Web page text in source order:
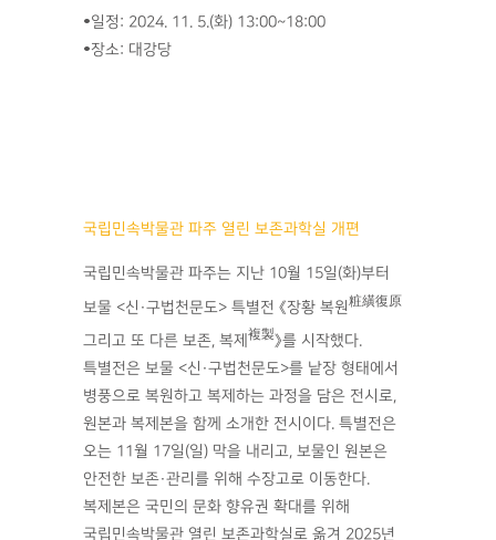
•일정: 2024. 11. 5.(화) 13:00~18:00
•장소: 대강당
국립민속박물관 파주 열린 보존과학실 개편
국립민속박물관 파주는 지난 10월 15일(화)부터
보물 <신·구법천문도> 특별전 《장황 복원粧䌙復原
그리고 또 다른 보존, 복제 複製》를 시작했다.
특별전은 보물 <신·구법천문도>를 낱장 형태에서
병풍으로 복원하고 복제하는 과정을 담은 전시로,
원본과 복제본을 함께 소개한 전시이다. 특별전은
오는 11월 17일(일) 막을 내리고, 보물인 원본은
안전한 보존·관리를 위해 수장고로 이동한다.
복제본은 국민의 문화 향유권 확대를 위해
국립민속박물관 열린 보존과학실로 옮겨 2025년